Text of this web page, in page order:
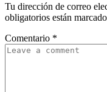
Tu dirección de correo
obligatorios están
Comentario *